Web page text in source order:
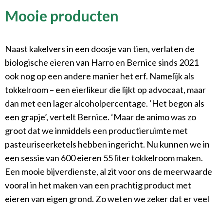
Mooie producten
Naast kakelvers in een doosje van tien, verlaten de
biologische eieren van Harro en Bernice sinds 2021
ook nog op een andere manier het erf. Namelijk als
tokkelroom – een eierlikeur die lijkt op advocaat, maar
dan met een lager alcoholpercentage. ‘Het begon als
een grapje’, vertelt Bernice. ‘Maar de animo was zo
groot dat we inmiddels een productieruimte met
pasteuriseerketels hebben ingericht. Nu kunnen we in
een sessie van 600 eieren 55 liter tokkelroom maken.
Een mooie bijverdienste, al zit voor ons de meerwaarde
vooral in het maken van een prachtig product met
eieren van eigen grond. Zo weten we zeker dat er veel